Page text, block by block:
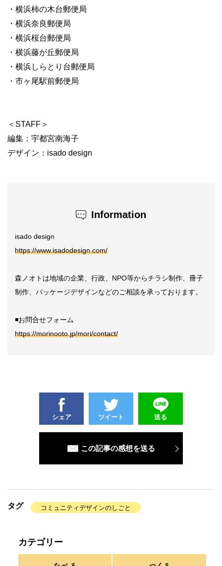
・横浜柿の木台郵便局
・横浜奈良郵便局
・横浜桜台郵便局
・横浜藤が丘郵便局
・横浜しらとり台郵便局
・市ヶ尾駅前郵便局
＜STAFF＞
編集：宇都宮南海子
デザイン：isado design
Information
isado design
https://www.isadodesign.com/
森ノオトは地域の企業、行政、NPO等からチラシ制作、冊子
制作、パッケージデザインなどのご相談を承っております。
◾️お問合せフォーム
https://morinooto.jp/mori/contact/
シェア ツイート 送る
この記事の感想を送る
タグ コミュニティデザインのしごと
カテゴリー